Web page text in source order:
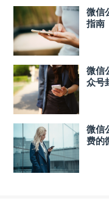
微信
指南
微信
众号
微信
费的